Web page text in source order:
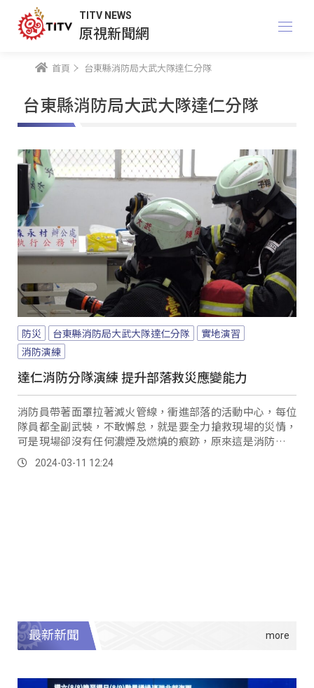
TITV NEWS
原視新聞網
首頁 台東縣消防局大武大隊達仁分隊
台東縣消防局大武大隊達仁分隊
防災 台東縣消防局大武大隊達仁分隊
實地演習
消防演練
達仁消防分隊演練 提升部落救災應變能力
消防員帶著面罩拉著滅火管線，衝進部落的活動中心，每位
隊員都全副武裝，不敢懈怠，就是要全力搶救現場的災情，
可是現場卻沒有任何濃煙及燃燒的痕跡，原來這是消防隊到
部落安排的消防演練，民眾剛開始誤以為部落真的發生火
災。2024-03-11 12:24
最新新聞